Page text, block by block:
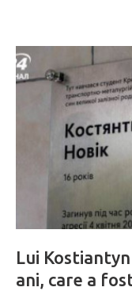
Lui
ani, care a